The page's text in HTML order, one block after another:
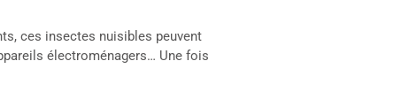
ces insectes nuisibles peuvent
électroménagers… Une fois